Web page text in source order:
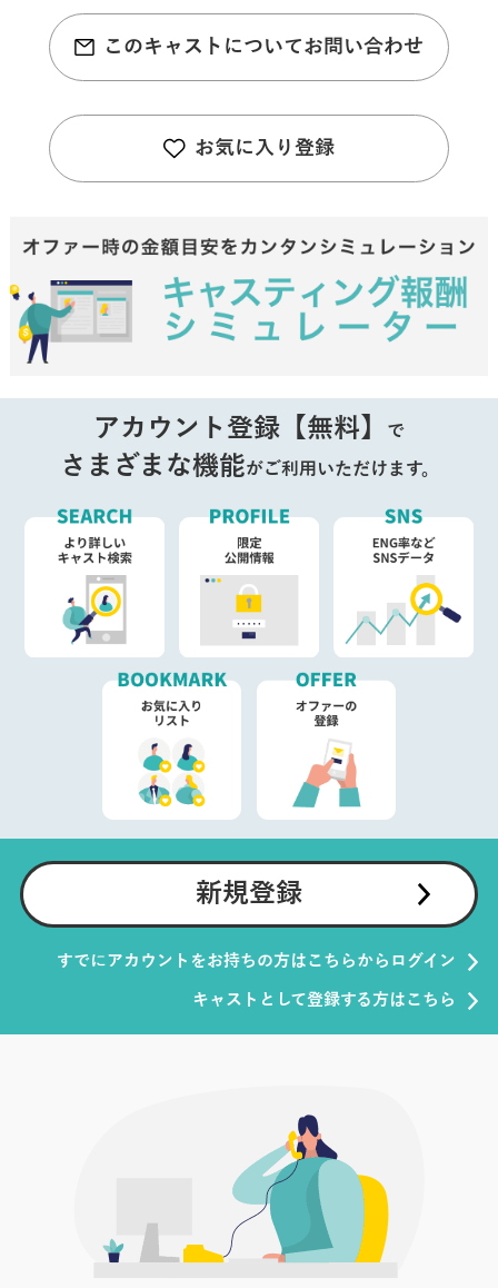
このキャストについてお問い合わせ
お気に入り登録
アカウント登録【無料】 で
さまざまな機能がご利用いただけます。
新規登録
すでにアカウントをお持ちの方はこちらからログイン
キャストとして登録する方はこちら